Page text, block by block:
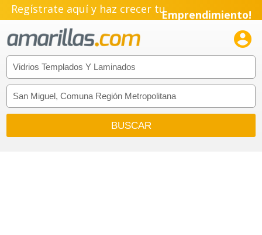
Regístrate aquí y haz crecer tuEmprendimiento!
